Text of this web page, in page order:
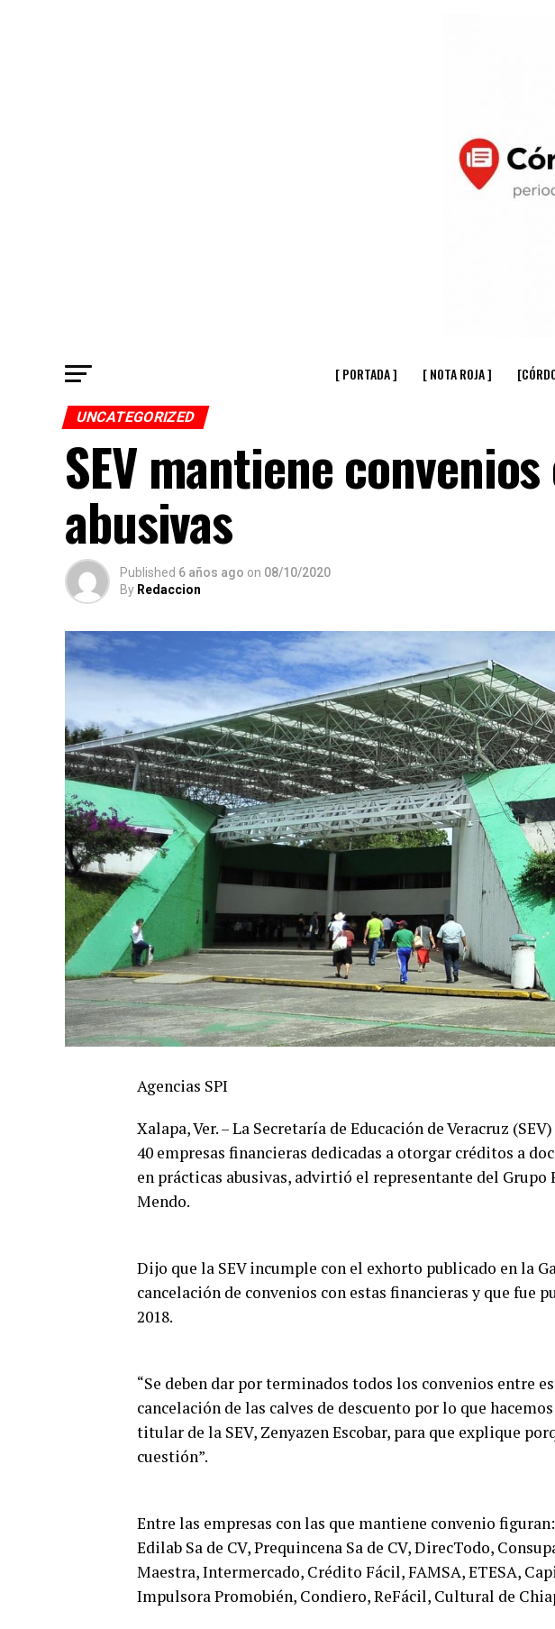
[ PORTADA ] [ NOTA ROJA ]
UNCATEGORIZED
SEV mantiene
abusivas
Published 6 años ago on 08/10/2020
By Redaccion
Agencias SPI
Xalapa, Ver. – La Secretaría de Educación de Veracruz
40 empresas financieras dedicadas a otorgar créditos a
en prácticas abusivas, advirtió el representante del Grupo
Mendo.
Dijo que la SEV incumple con el exhorto publicado en la
cancelación de convenios con estas financieras y que fue
2018.
“Se deben dar por terminados todos los convenios entre
cancelación de las calves de descuento por lo que
titular de la SEV, Zenyazen Escobar, para que explique
cuestión”.
Entre las empresas con las que mantiene convenio
Edilab Sa de CV, Prequincena Sa de CV, DirecTodo,
Maestra, Intermercado, Crédito Fácil, FAMSA, ETESA,
Impulsora Promobién, Condiero, ReFácil, Cultural de